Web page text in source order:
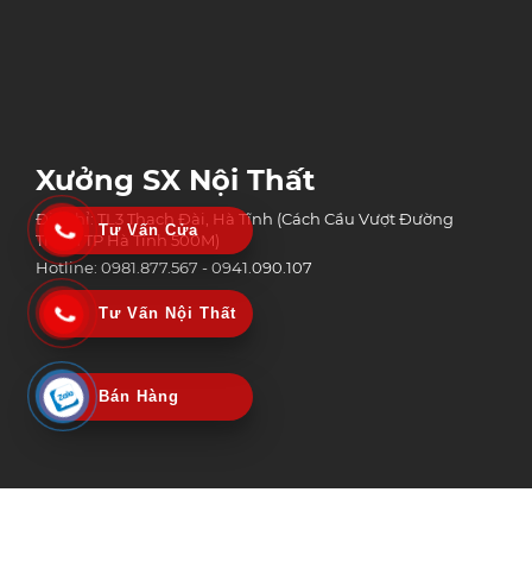
Xưởng SX Nội Thất
Địa chỉ: TL3 Thạch Đài, Hà Tĩnh (Cách Cầu Vượt Đường
Tránh TP Hà Tĩnh 500M)
Hotline: 0981.877.567 - 0941.090.107
Tư Vấn Cửa
Tư Vấn Nội Thất
Bán Hàng